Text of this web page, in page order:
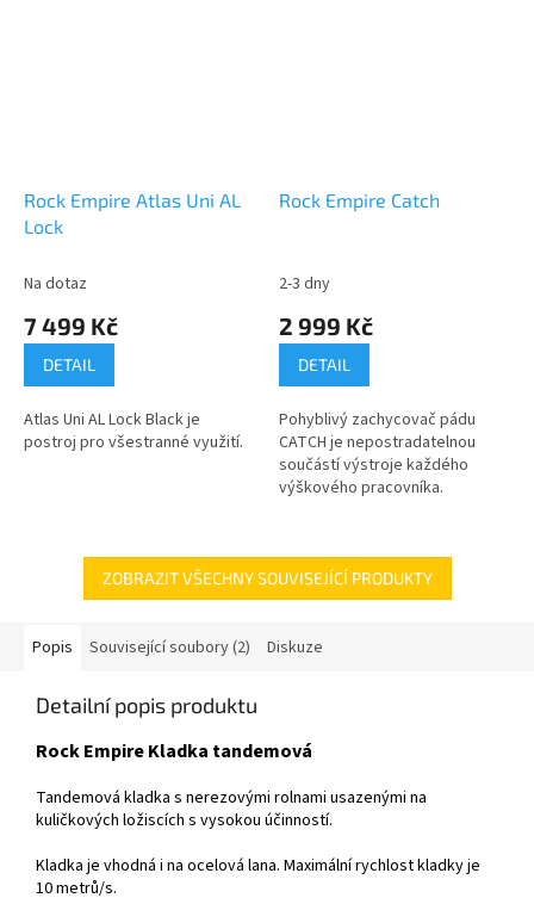
Rock Empire Atlas Uni AL
Lock
Na dotaz
7 499 Kč
DETAIL
Atlas Uni AL Lock Black je
postroj pro všestranné využití.
Rock Empire Catch
2-3 dny
2 999 Kč
DETAIL
Pohyblivý zachycovač pádu
CATCH je nepostradatelnou
součástí výstroje každého
výškového pracovníka.
ZOBRAZIT VŠECHNY SOUVISEJÍCÍ PRODUKTY
Popis Související soubory (2) Diskuze
Detailní popis produktu
Rock Empire Kladka tandemová
Tandemová kladka s nerezovými rolnami usazenými na
kuličkových ložiscích s vysokou účinností.
Kladka je vhodná i na ocelová lana. Maximální rychlost kladky je
10 metrů/s.